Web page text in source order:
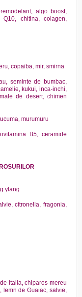
algo boost,
chitina, colagen,
copaiba, mir, smirna
seminte de bumbac,
kukui, inca-inchi,
de desert, chimen
murumuru
B5, ceramide
ylang
citronella, fragonia,
Italia, chiparos mereu
lemn de Guaiac, salvie,